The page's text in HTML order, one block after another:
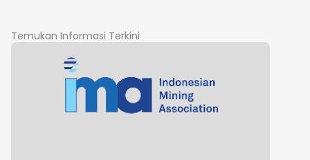
Temukan Informasi Terkini